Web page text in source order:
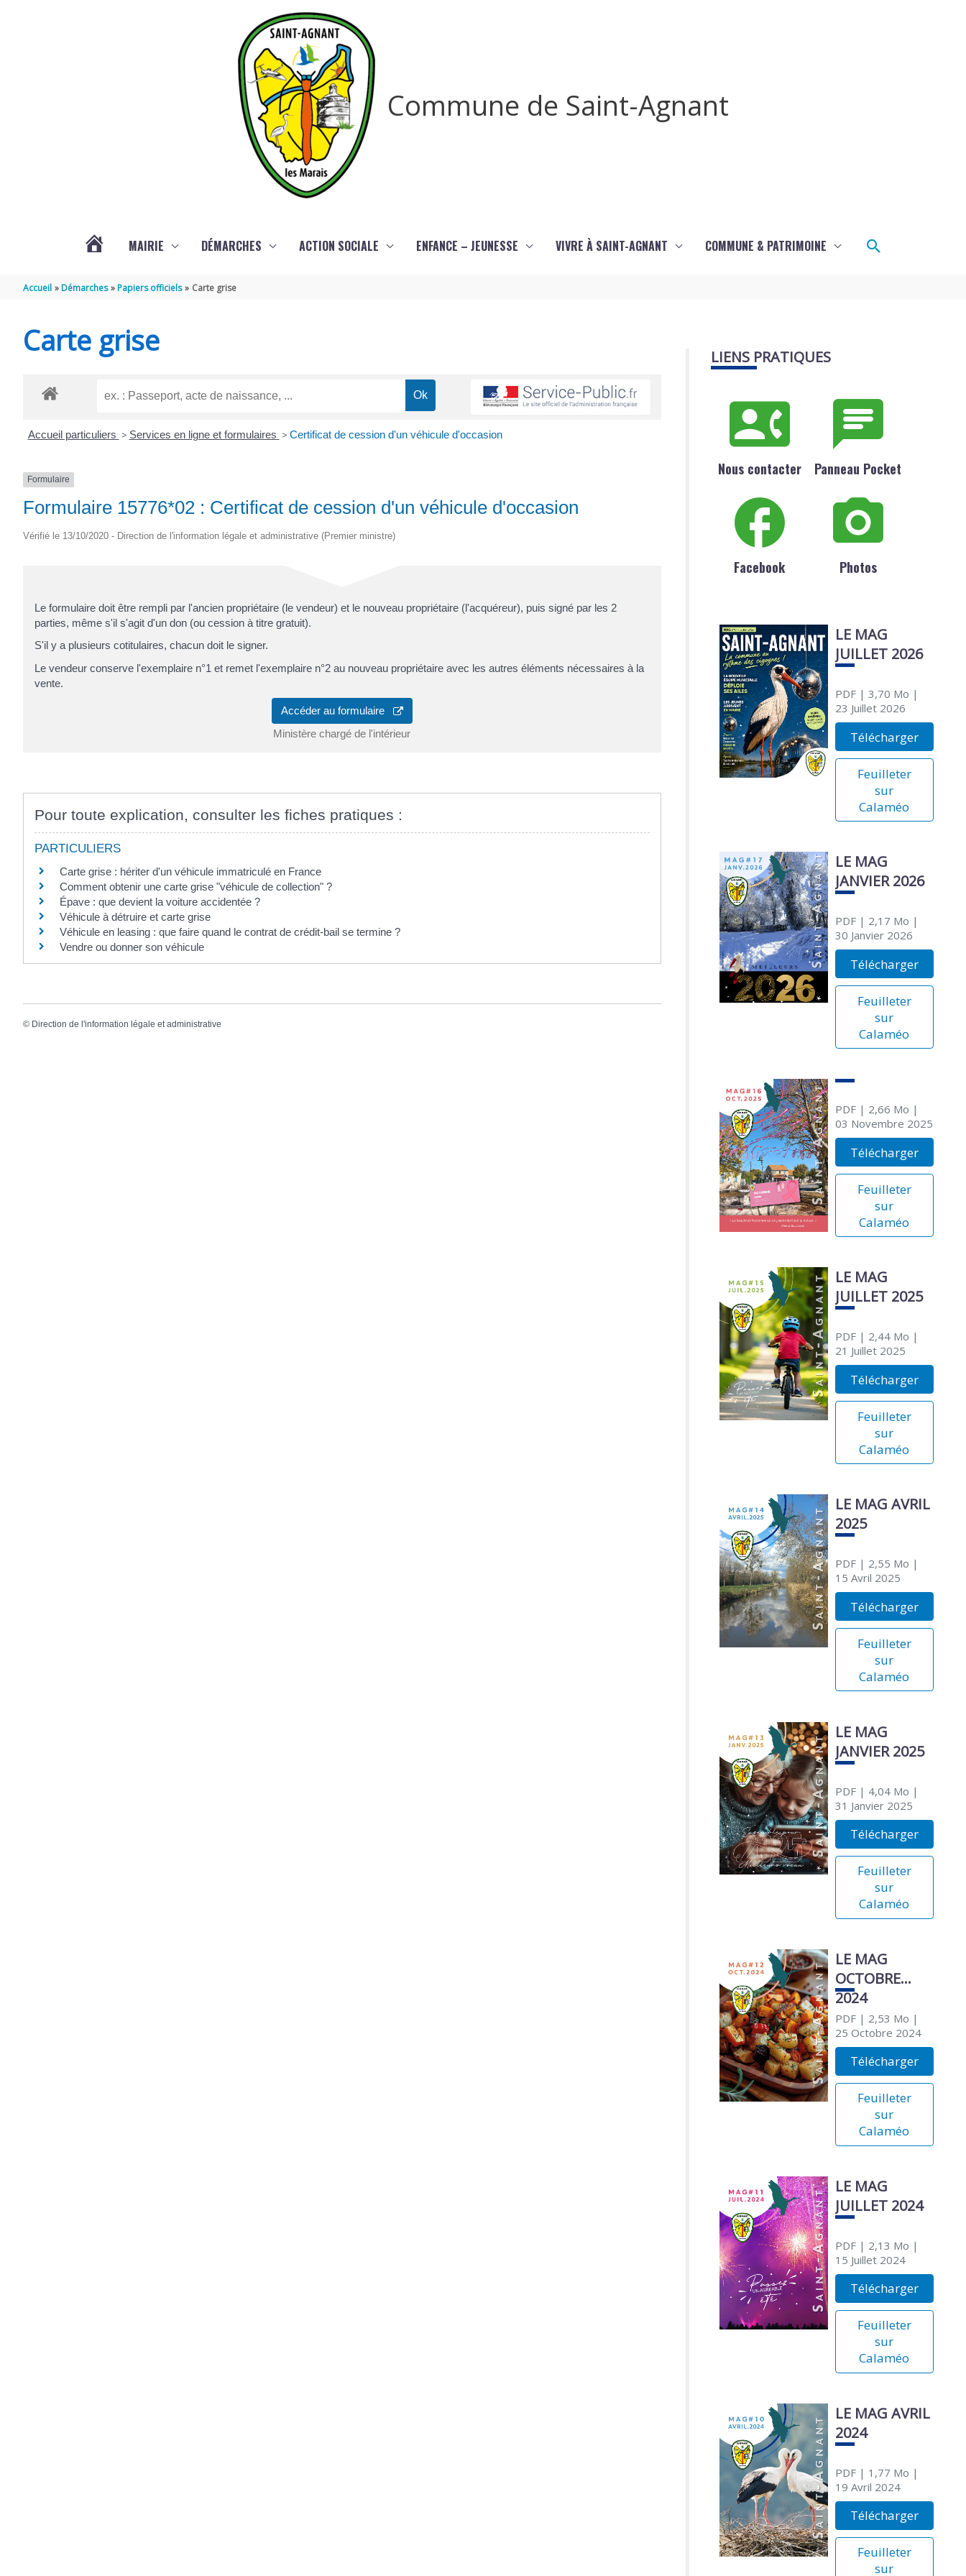
Commune de Saint-Agnant
SAINT-
MAIRIE DÉMARCHES ACTION SOCIALE ENFANCE – JEUNESSE VIVRE À SAINT-AGNANT COMMUNE & PATRIMOINE Rechercher
Accueil Démarches Papiers officiels Carte grise
Carte grise
Accueil particuliers > Services en ligne et formulaires > Certificat de cession d'un véhicule d'occasion
Formulaire
Formulaire 15776*02 : Certificat de cession d'un véhicule d'occasion
Vérifié le 13/10/2020 - Direction de l'information légale et administrative (Premier ministre)
Le formulaire doit être rempli par l'ancien propriétaire (le vendeur) et le nouveau propriétaire (l'acquéreur), puis signé par les 2
parties, même s'il s'agit d'un don (ou cession à titre gratuit).
S'il y a plusieurs cotitulaires, chacun doit le signer.
Le vendeur conserve l'exemplaire n°1 et remet l'exemplaire n°2 au nouveau propriétaire avec les autres éléments nécessaires à la
vente.
Accéder au formulaire
Ministère chargé de l'intérieur
Pour toute explication, consulter les fiches pratiques :
PARTICULIERS
Carte grise : hériter d'un véhicule immatriculé en France
Comment obtenir une carte grise "véhicule de collection" ?
Épave : que devient la voiture accidentée ?
Véhicule à détruire et carte grise
Véhicule en leasing : que faire quand le contrat de crédit-bail se termine ?
Vendre ou donner son véhicule
© Direction de l'information légale et administrative
LIENS PRATIQUES
Nous contacter Panneau Pocket
Facebook Photos
LE MAG
JUILLET 2026
PDF| 3,70 Mo |
23 Juillet 2026
Télécharger
Feuilleter
sur
Calaméo
LE MAG
JANVIER 2026
PDF| 2,17 Mo |
30 Janvier 2026
Télécharger
Feuilleter
sur
Calaméo
PDF| 2,66 Mo |
03 Novembre 2025
Télécharger
Feuilleter
sur
Calaméo
LE MAG
JUILLET 2025
PDF| 2,44 Mo |
21 Juillet 2025
Télécharger
Feuilleter
sur
Calaméo
LE MAG AVRIL
2025
PDF| 2,55 Mo |
15 Avril 2025
Télécharger
Feuilleter
sur
Calaméo
LE MAG
JANVIER 2025
PDF| 4,04 Mo |
31 Janvier 2025
Télécharger
Feuilleter
sur
Calaméo
LE MAG
OCTOBRE
2024
PDF| 2,53 Mo |
25 Octobre 2024
Télécharger
Feuilleter
sur
Calaméo
LE MAG
JUILLET 2024
PDF| 2,13 Mo |
15 Juillet 2024
Télécharger
Feuilleter
sur
Calaméo
LE MAG AVRIL
2024
PDF| 1,77 Mo |
19 Avril 2024
Télécharger
Feuilleter
sur